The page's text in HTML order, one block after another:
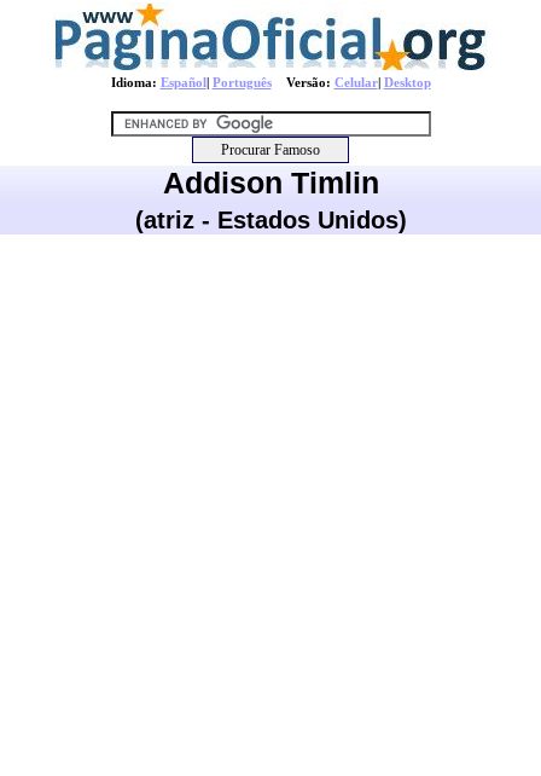
Idioma: Español| PortuguêsVersão: Celular| Desktop
Addison Timlin
(atriz - Estados Unidos)